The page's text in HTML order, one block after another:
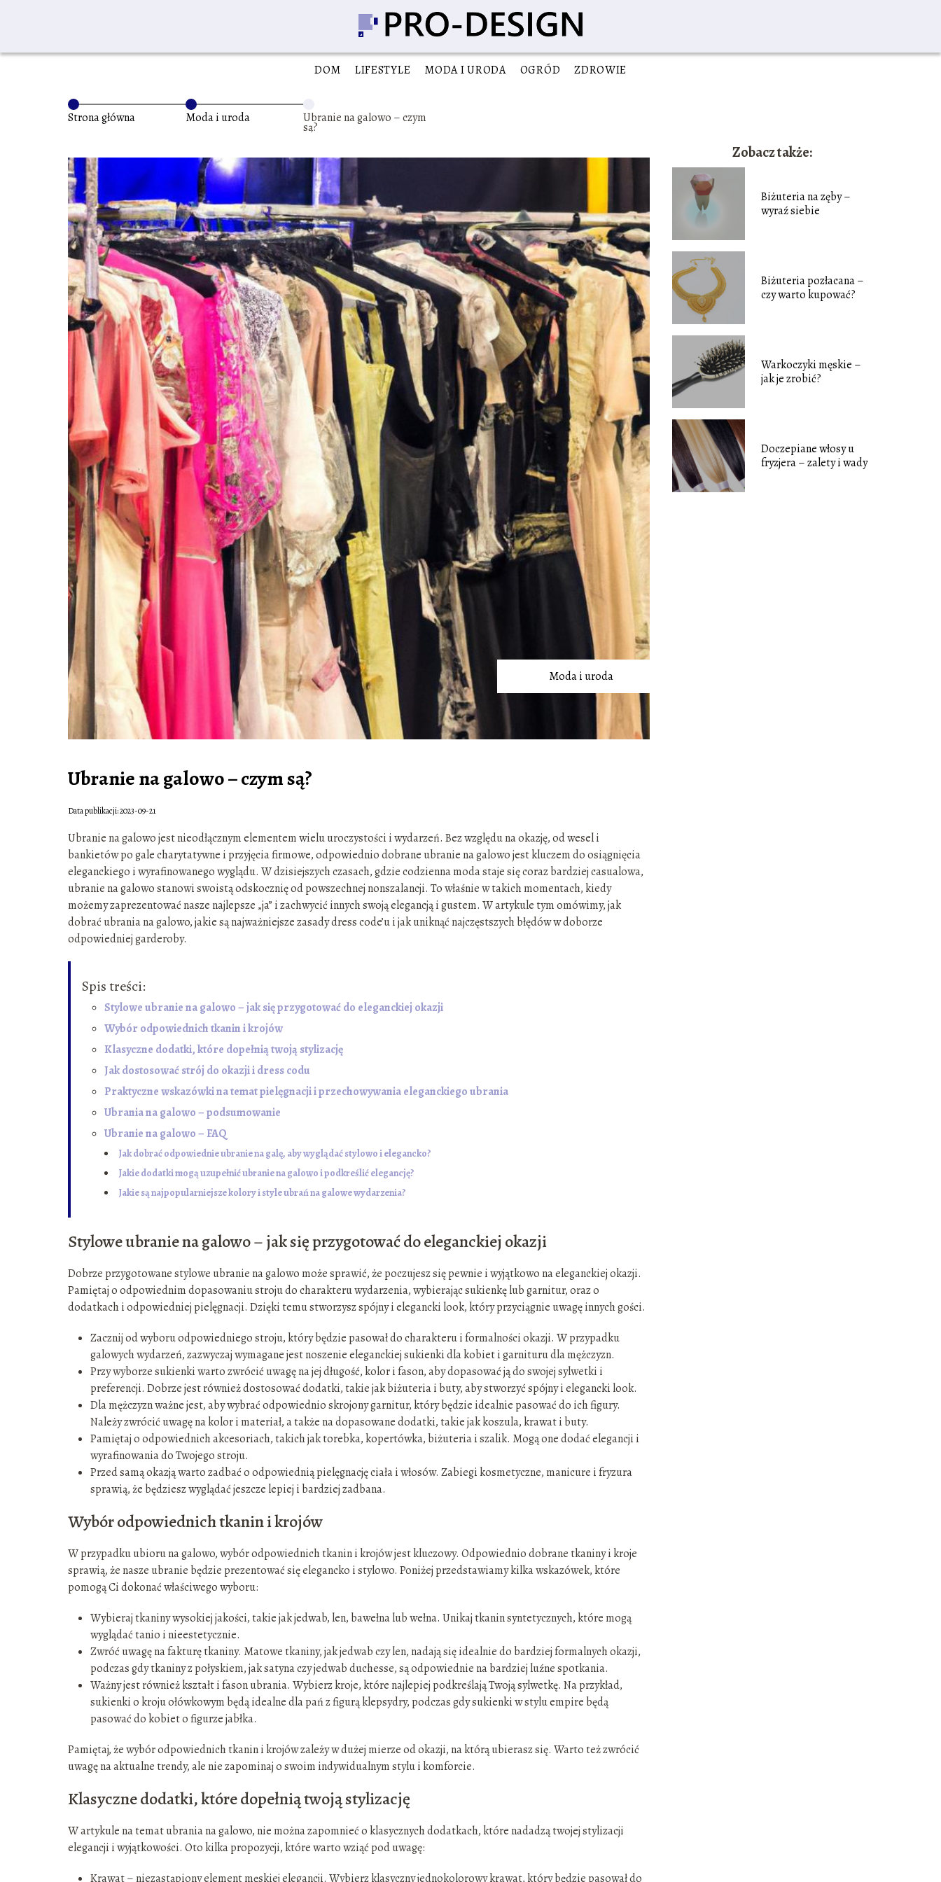
DOM LIFESTYLE MODA I URODA OGRÓD ZDROWIE
Strona główna Moda i uroda Ubranie na galowo – czym
są?
Moda i uroda
Ubranie na galowo – czym są?
Data publikacji: 2023-09-21
Ubranie na galowo jest nieodłącznym elementem wielu uroczystości i wydarzeń. Bez względu na okazję, od wesel i
bankietów po gale charytatywne i przyjęcia firmowe, odpowiednio dobrane ubranie na galowo jest kluczem do osiągnięcia
eleganckiego i wyrafinowanego wyglądu. W dzisiejszych czasach, gdzie codzienna moda staje się coraz bardziej casualowa,
ubranie na galowo stanowi swoistą odskocznię od powszechnej nonszalancji. To właśnie w takich momentach, kiedy
możemy zaprezentować nasze najlepsze „ja” i zachwycić innych swoją elegancją i gustem. W artykule tym omówimy, jak
dobrać ubrania na galowo, jakie są najważniejsze zasady dress code’u i jak uniknąć najczęstszych błędów w doborze
odpowiedniej garderoby.
Spis treści:
Stylowe ubranie na galowo – jak się przygotować do eleganckiej okazji
Wybór odpowiednich tkanin i krojów
Klasyczne dodatki, które dopełnią twoją stylizację
Jak dostosować strój do okazji i dress codu
Praktyczne wskazówki na temat pielęgnacji i przechowywania eleganckiego ubrania
Ubrania na galowo – podsumowanie
Ubranie na galowo – FAQ
Jak dobrać odpowiednie ubranie na galę, aby wyglądać stylowo i elegancko?
Jakie dodatki mogą uzupełnić ubranie na galowo i podkreślić elegancję?
Jakie są najpopularniejsze kolory i style ubrań na galowe wydarzenia?
Stylowe ubranie na galowo – jak się przygotować do eleganckiej okazji
Dobrze przygotowane stylowe ubranie na galowo może sprawić, że poczujesz się pewnie i wyjątkowo na eleganckiej okazji.
Pamiętaj o odpowiednim dopasowaniu stroju do charakteru wydarzenia, wybierając sukienkę lub garnitur, oraz o
dodatkach i odpowiedniej pielęgnacji. Dzięki temu stworzysz spójny i elegancki look, który przyciągnie uwagę innych gości.
Zacznij od wyboru odpowiedniego stroju, który będzie pasował do charakteru i formalności okazji. W przypadku
galowych wydarzeń, zazwyczaj wymagane jest noszenie eleganckiej sukienki dla kobiet i garnituru dla mężczyzn.
Przy wyborze sukienki warto zwrócić uwagę na jej długość, kolor i fason, aby dopasować ją do swojej sylwetki i
preferencji. Dobrze jest również dostosować dodatki, takie jak biżuteria i buty, aby stworzyć spójny i elegancki look.
Dla mężczyzn ważne jest, aby wybrać odpowiednio skrojony garnitur, który będzie idealnie pasować do ich figury.
Należy zwrócić uwagę na kolor i materiał, a także na dopasowane dodatki, takie jak koszula, krawat i buty.
Pamiętaj o odpowiednich akcesoriach, takich jak torebka, kopertówka, biżuteria i szalik. Mogą one dodać elegancji i
wyrafinowania do Twojego stroju.
Przed samą okazją warto zadbać o odpowiednią pielęgnację ciała i włosów. Zabiegi kosmetyczne, manicure i fryzura
sprawią, że będziesz wyglądać jeszcze lepiej i bardziej zadbana.
Wybór odpowiednich tkanin i krojów
W przypadku ubioru na galowo, wybór odpowiednich tkanin i krojów jest kluczowy. Odpowiednio dobrane tkaniny i kroje
sprawią, że nasze ubranie będzie prezentować się elegancko i stylowo. Poniżej przedstawiamy kilka wskazówek, które
pomogą Ci dokonać właściwego wyboru:
Wybieraj tkaniny wysokiej jakości, takie jak jedwab, len, bawełna lub wełna. Unikaj tkanin syntetycznych, które mogą
wyglądać tanio i nieestetycznie.
Zwróć uwagę na fakturę tkaniny. Matowe tkaniny, jak jedwab czy len, nadają się idealnie do bardziej formalnych okazji,
podczas gdy tkaniny z połyskiem, jak satyna czy jedwab duchesse, są odpowiednie na bardziej luźne spotkania.
Ważny jest również kształt i fason ubrania. Wybierz kroje, które najlepiej podkreślają Twoją sylwetkę. Na przykład,
sukienki o kroju ołówkowym będą idealne dla pań z figurą klepsydry, podczas gdy sukienki w stylu empire będą
pasować do kobiet o figurze jabłka.
Pamiętaj, że wybór odpowiednich tkanin i krojów zależy w dużej mierze od okazji, na którą ubierasz się. Warto też zwrócić
uwagę na aktualne trendy, ale nie zapominaj o swoim indywidualnym stylu i komforcie.
Klasyczne dodatki, które dopełnią twoją stylizację
W artykule na temat ubrania na galowo, nie można zapomnieć o klasycznych dodatkach, które nadadzą twojej stylizacji
elegancji i wyjątkowości. Oto kilka propozycji, które warto wziąć pod uwagę:
Krawat – niezastąpiony element męskiej elegancji. Wybierz klasyczny jednokolorowy krawat, który będzie pasował do
Zobacz także:
Biżuteria na zęby –
wyraź siebie
Biżuteria pozłacana –
czy warto kupować?
Warkoczyki męskie –
jak je zrobić?
Doczepiane włosy u
fryzjera – zalety i wady